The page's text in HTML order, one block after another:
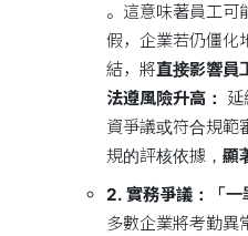
。這意味著員工可
假，企業若仍僵化
結，將直接影響員
法遵風險升高：
資爭議或符合規範
規的評核依據， 顯
2. 實務爭議：「
多數企業將考勤異